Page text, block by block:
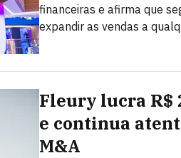
financeiras e afirma que
expandir as vendas a
Fleury lucra R$
e continua
M&A